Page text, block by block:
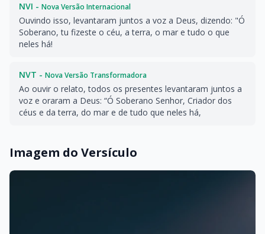
NVI - Nova Versão Internacional
Ouvindo isso, levantaram juntos a voz a Deus, dizendo: "Ó
Soberano, tu fizeste o céu, a terra, o mar e tudo o que
neles há!
NVT - Nova Versão Transformadora
Ao ouvir o relato, todos os presentes levantaram juntos a
voz e oraram a Deus: “Ó Soberano Senhor, Criador dos
céus e da terra, do mar e de tudo que neles há,
Imagem do Versículo